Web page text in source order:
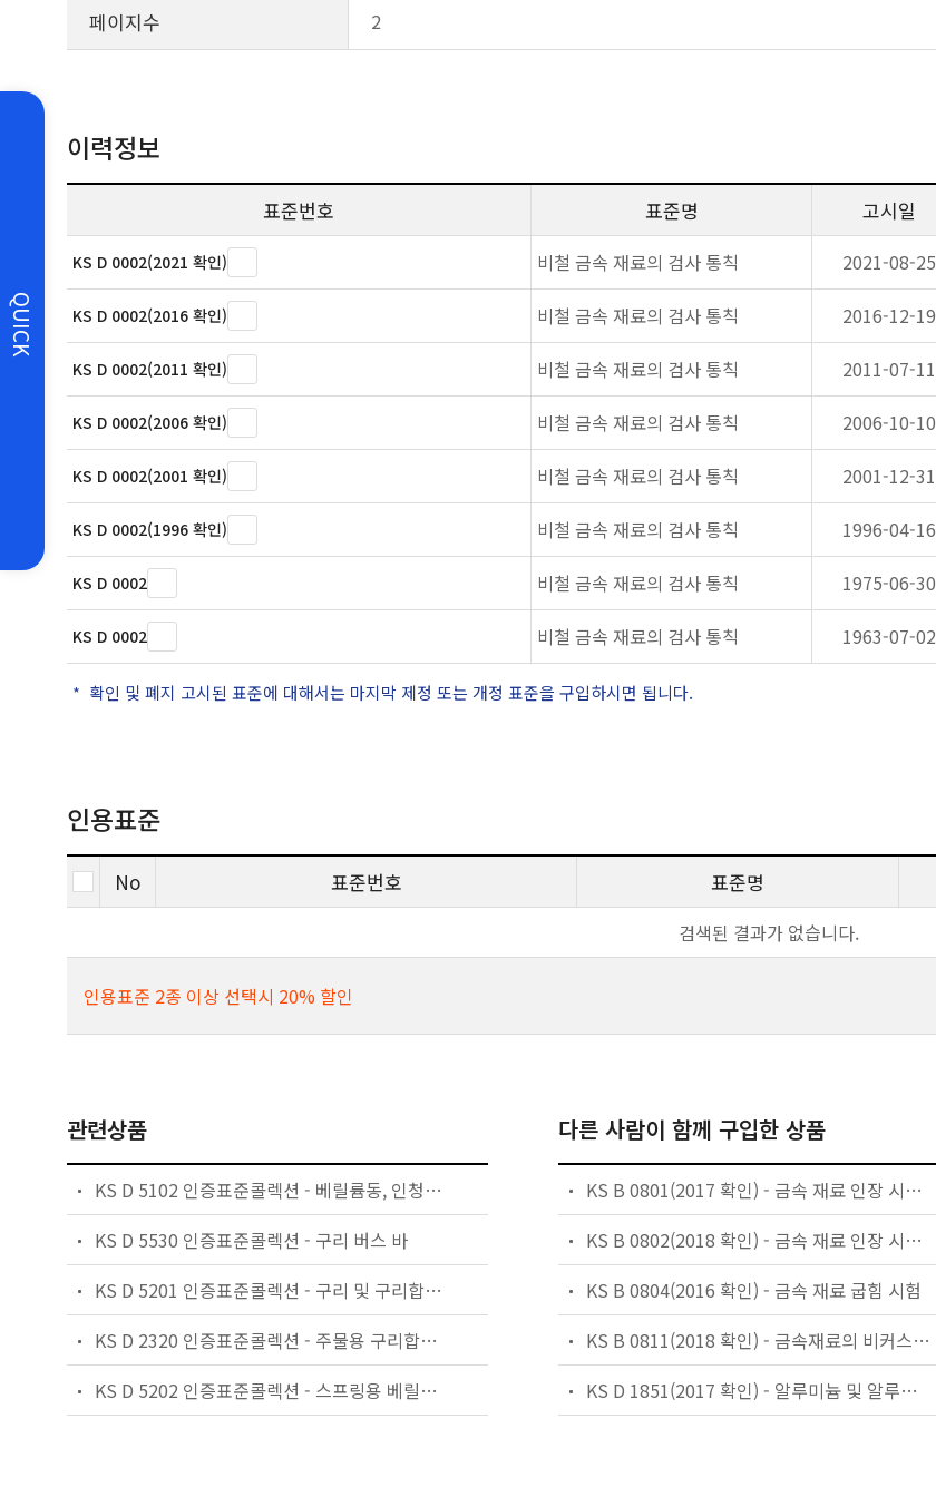
QUICK
페이지수 2
이력정보
표준번호 표준명 고시일
KS D 0002(2021 확인) 비철 금속 재료의 검사 통칙 2021-08-25
KS D 0002(2016 확인) 비철 금속 재료의 검사 통칙 2016-12-19
KS D 0002(2011 확인) 비철 금속 재료의 검사 통칙 2011-07-11
KS D 0002(2006 확인) 비철 금속 재료의 검사 통칙 2006-10-10
KS D 0002(2001 확인) 비철 금속 재료의 검사 통칙 2001-12-31
KS D 0002(1996 확인) 비철 금속 재료의 검사 통칙 1996-04-16
KS D 0002 비철 금속 재료의 검사 통칙 1975-06-30
KS D 0002 비철 금속 재료의 검사 통칙 1963-07-02
확인 및 폐지 고시된 표준에 대해서는 마지막 제정 또는 개정 표준을 구입하시면 됩니다.
인용표준
No 표준번호 표준명
검색된 결과가 없습니다.
인용표준 2종 이상 선택시 20% 할인
관련상품
KS D 5102 인증표준콜렉션 - 베릴륨동, 인청동 및 양백의 봉 및 선
KS D 5530 인증표준콜렉션 - 구리 버스 바
KS D 5201 인증표준콜렉션 - 구리 및 구리합금 판 및 띠
KS D 2320 인증표준콜렉션 - 주물용 구리합금 잉곳
KS D 5202 인증표준콜렉션 - 스프링용 베릴륨동, 타이타늄동,인청동 및 양백의 판 및 띠
다른 사람이 함께 구입한 상품
KS B 0801(2017 확인) - 금속 재료 인장 시험편
KS B 0802(2018 확인) - 금속 재료 인장 시험 방법
KS B 0804(2016 확인) - 금속 재료 굽힘 시험
KS B 0811(2018 확인) - 금속재료의 비커스 경도 시험방법
KS D 1851(2017 확인) - 알루미늄 및 알루미늄 합금 분석 방법 통칙